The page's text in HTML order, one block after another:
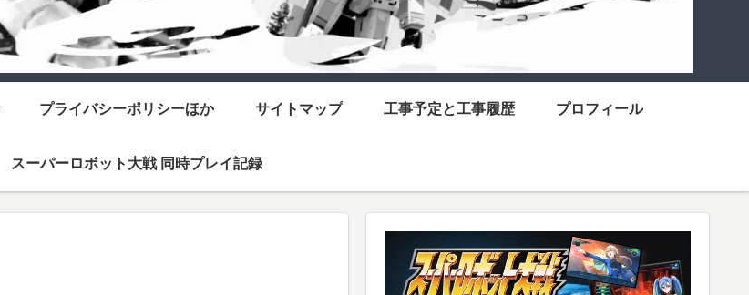
プライバシーポリシーほか サイトマップ 工事予定と工事履歴 プロフィール
スーパーロボット大戦 同時プレイ記録